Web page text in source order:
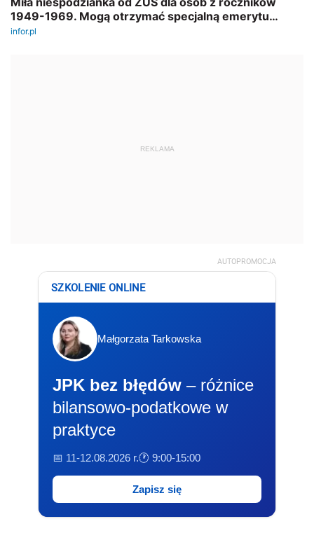
REKLAMA
AUTOPROMOCJA
SZKOLENIE ONLINE
Małgorzata Tarkowska
JPK bez błędów – różnice
bilansowo-podatkowe w
praktyce
📅 11-12.08.2026 r.🕐 9:00-15:00
Zapisz się